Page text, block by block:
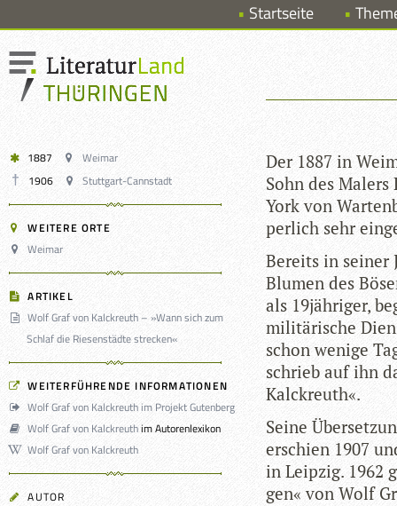
Startseite
1887
Weimar
1906
Stuttgart-Cannstadt
WEITERE ORTE
Weimar
ARTIKEL
Wolf Graf von Kalckreuth – »Wann sich zum
Schlaf die Riesenstädte strecken«
WEITERFÜHRENDE INFORMATIONEN
Wolf Graf von Kalckreuth im Projekt Gutenberg
Wolf Graf von Kalckreuthim Autorenlexikon
Wolf Graf von Kalckreuth
AUTOR
Der 1887 in
Sohn des
York von
per­lich sehr
Bereits in sei­ner
Blu­men des
als 19jähriger,
mili­tä­ri­sche
schon wenige
schrieb auf ihn
Kalckreuth«.
Seine
erschien 1907
in Leip­zig. 1962
gen« von Wolf